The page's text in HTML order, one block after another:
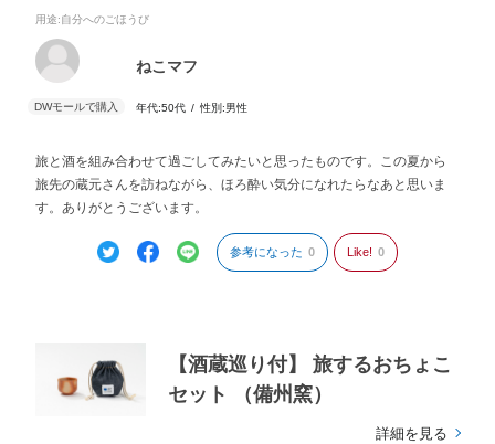
用途:自分へのごほうび
ねこマフ
年代:50代 性別:男性
旅と酒を組み合わせて過ごしてみたいと思ったものです。この夏から
旅先の蔵元さんを訪ねながら、ほろ酔い気分になれたらなあと思いま
す。ありがとうございます。
参考になった 0 Like! 0
【酒蔵巡り付】 旅するおちょこ
セット （備州窯）
詳細を見る